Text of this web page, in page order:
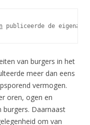
publiceerde de
van burgers in het
meer dan eens
vermogen.
oren, ogen en
burgers. Daarnaast
om van